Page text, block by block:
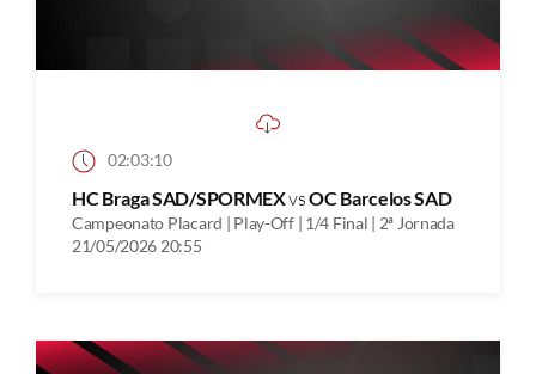
02:03:10
HC Braga SAD/SPORMEXvsOC Barcelos SAD
Campeonato Placard | Play-Off | 1/4 Final | 2ª Jornada
21/05/2026 20:55